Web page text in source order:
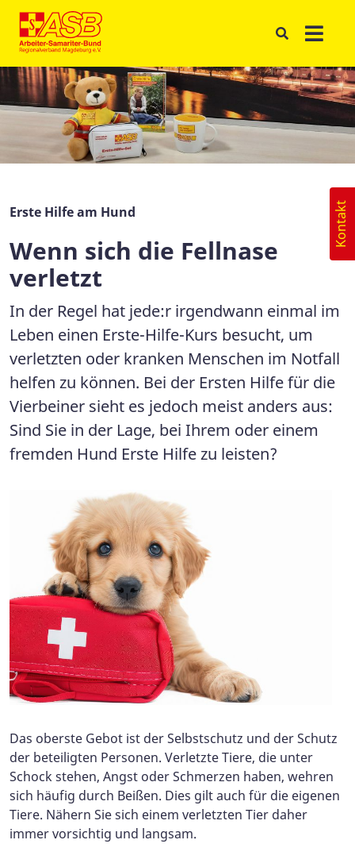
Erste Hilfe am Hund
Wenn sich die Fellnase
verletzt
In der Regel hat jede:r irgendwann einmal im
Leben einen Erste-Hilfe-Kurs besucht, um
verletzten oder kranken Menschen im Notfall
helfen zu können. Bei der Ersten Hilfe für die
Vierbeiner sieht es jedoch meist anders aus:
Sind Sie in der Lage, bei Ihrem oder einem
fremden Hund Erste Hilfe zu leisten?
Das oberste Gebot ist der Selbstschutz und der Schutz
der beteiligten Personen. Verletzte Tiere, die unter
Schock stehen, Angst oder Schmerzen haben, wehren
sich häufig durch Beißen. Dies gilt auch für die eigenen
Tiere. Nähern Sie sich einem verletzten Tier daher
immer vorsichtig und langsam.
Kontakt